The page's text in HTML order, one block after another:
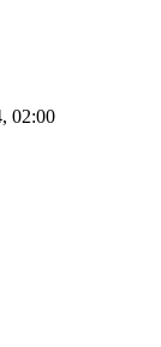
02:00